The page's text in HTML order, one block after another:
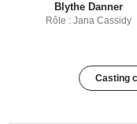
Blythe Danner
Rôle : Jana Cassidy
Casting